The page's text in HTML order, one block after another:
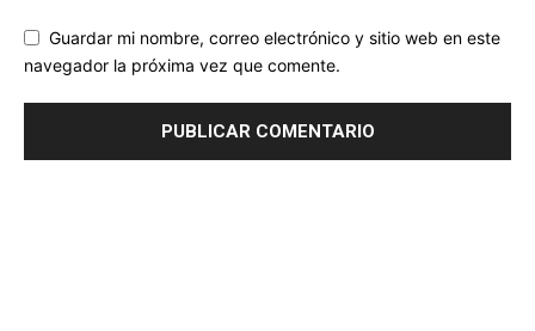
Guardar mi nombre, correo electrónico y sitio web en este
navegador la próxima vez que comente.